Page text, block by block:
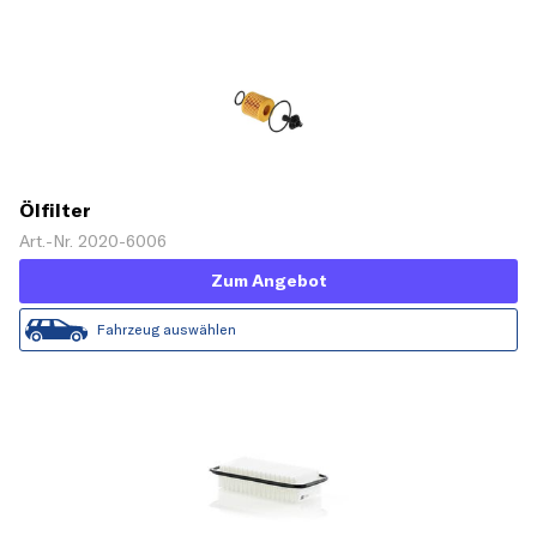
Ölfilter
Art.-Nr. 2020-6006
Zum Angebot
Fahrzeug auswählen